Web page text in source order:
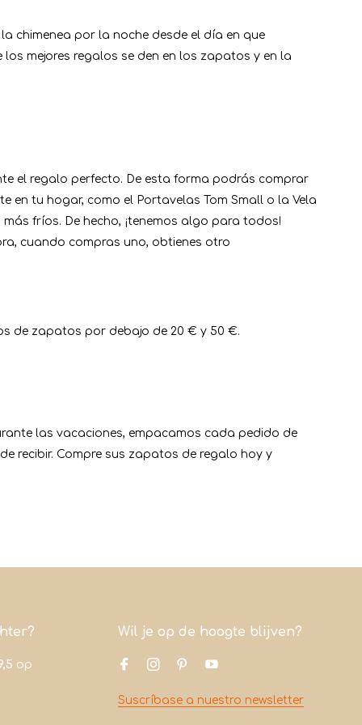
chimenea por la noche desde el día en que
mejores regalos se den en los zapatos y en la
el regalo perfecto. De esta forma podrás comprar
en tu hogar, como el Portavelas Tom Small o la Vela
fríos. De hecho, ¡tenemos algo para todos!
cuando compras uno, obtienes otro
de zapatos por debajo de 20 € y 50 €.
las vacaciones, empacamos cada pedido de
recibir. Compre sus zapatos de regalo hoy y
op
Wil je op de hoogte blijven?
Suscríbase a nuestro newsletter